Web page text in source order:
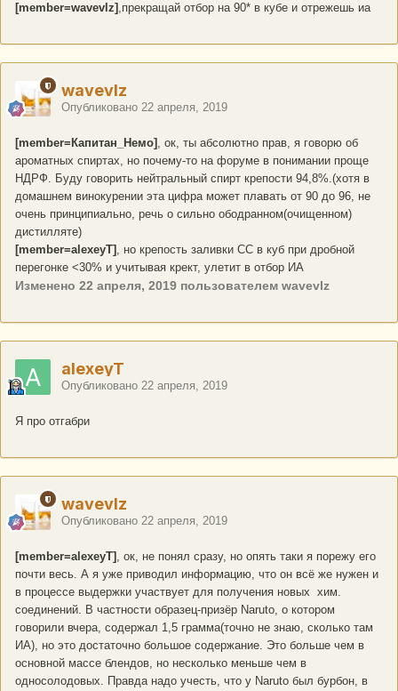
[member=wavevlz] ,прекращай отбор на 90* в кубе и отрежешь иа
wavevlz
Опубликовано 22 апреля, 2019
[member=Капитан_Немо] , ок, ты абсолютно прав, я говорю об
ароматных спиртах, но почему-то на форуме в понимании проще
НДРФ. Буду говорить нейтральный спирт крепости 94,8%.(хотя в
домашнем винокурении эта цифра может плавать от 90 до 96, не
очень принципиально, речь о сильно ободранном(очищенном)
дистилляте)
[member=alexeyT] , но крепость заливки СС в куб при дробной
перегонке <30% и учитывая крект, улетит в отбор ИА
Изменено 22 апреля, 2019 пользователем wavevlz
alexeyT
Опубликовано 22 апреля, 2019
Я про отгабри
wavevlz
Опубликовано 22 апреля, 2019
[member=alexeyT] , ок, не понял сразу, но опять таки я порежу его
почти весь. А я уже приводил информацию, что он всё же нужен и
в процессе выдержки участвует для получения новых хим.
соединений. В частности образец-призёр Naruto, о котором
говорили вчера, содержал 1,5 грамма(точно не знаю, сколько там
ИА), но это достаточно большое содержание. Это больше чем в
основной массе блендов, но несколько меньше чем в
односолодовых. Правда надо учесть, что у Naruto был бурбон, в